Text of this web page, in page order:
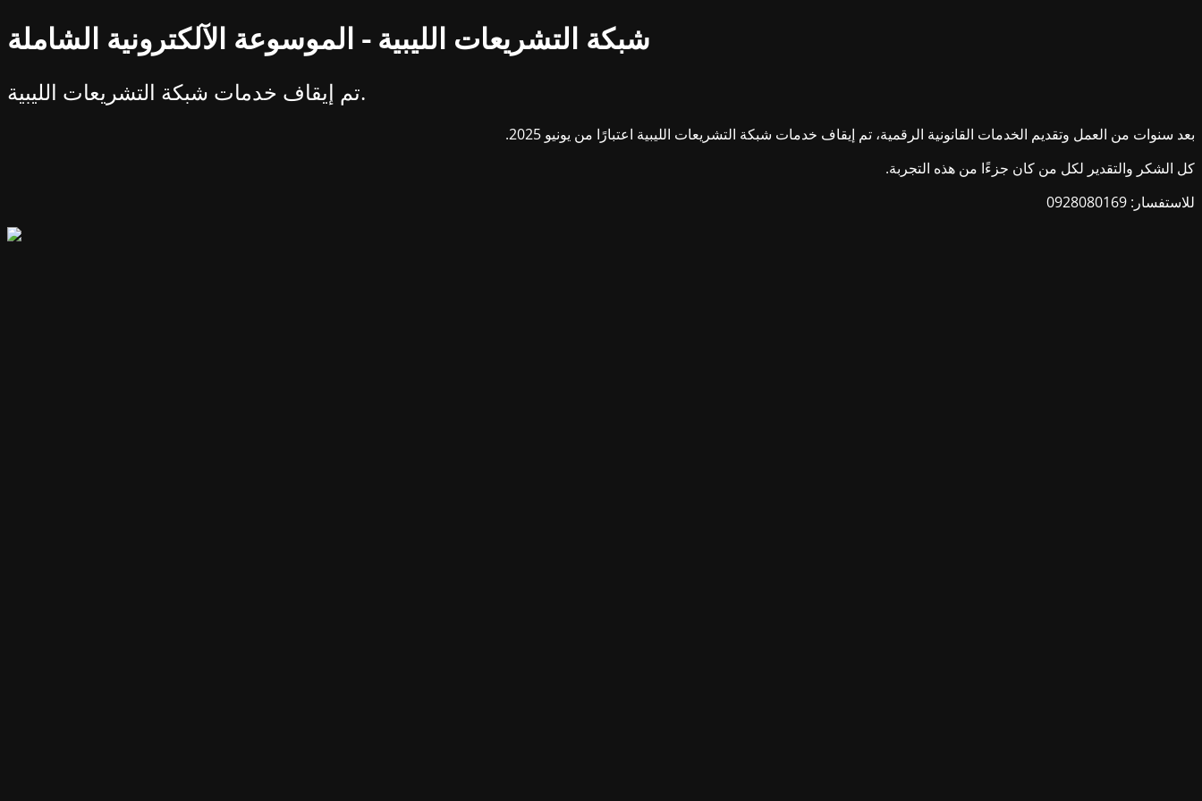
شبكة التشريعات الليبية - الموسوعة الآلكترونية الشاملة
تم إيقاف خدمات شبكة التشريعات الليبية.
بعد سنوات من العمل وتقديم الخدمات القانونية الرقمية، تم إيقاف خدمات شبكة التشريعات الليبية اعتبارًا من يونيو 2025.
كل الشكر والتقدير لكل من كان جزءًا من هذه التجربة.
للاستفسار: 0928080169